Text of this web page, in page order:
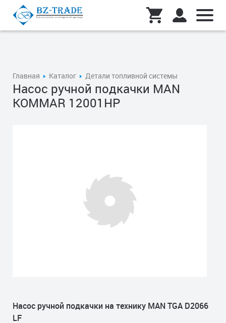
Главная Каталог Детали топливной системы
Насос ручной подкачки MAN
KOMMAR 12001HP
Насос ручной подкачки на технику MAN TGA D2066
LF